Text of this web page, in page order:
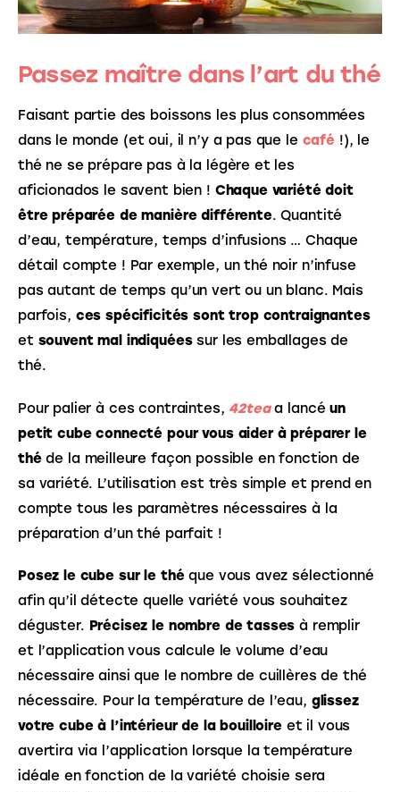
Passez maître dans l’art du thé
Faisant partie des boissons les plus consommées
dans le monde (et oui, il n’y a pas que le café !), le
thé ne se prépare pas à la légère et les
aficionados le savent bien ! Chaque variété doit
être préparée de manière différente. Quantité
d’eau, température, temps d’infusions … Chaque
détail compte ! Par exemple, un thé noir n’infuse
pas autant de temps qu’un vert ou un blanc. Mais
parfois, ces spécificités sont trop contraignantes
et souvent mal indiquées sur les emballages de
thé.
Pour palier à ces contraintes, 42tea a lancé un
petit cube connecté pour vous aider à préparer le
thé de la meilleure façon possible en fonction de
sa variété. L’utilisation est très simple et prend en
compte tous les paramètres nécessaires à la
préparation d’un thé parfait !
Posez le cube sur le thé que vous avez sélectionné
afin qu’il détecte quelle variété vous souhaitez
déguster. Précisez le nombre de tasses à remplir
et l’application vous calcule le volume d’eau
nécessaire ainsi que le nombre de cuillères de thé
nécessaire. Pour la température de l’eau, glissez
votre cube à l’intérieur de la bouilloire et il vous
avertira via l’application lorsque la température
idéale en fonction de la variété choisie sera